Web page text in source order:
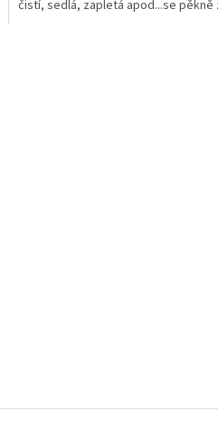
čistí, sedlá, zapletá apod...se pěkně